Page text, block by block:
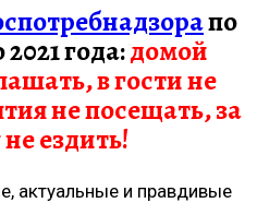
по
года:домой
в гости не
не посещать, за
ездить!
актуальные и правдивые